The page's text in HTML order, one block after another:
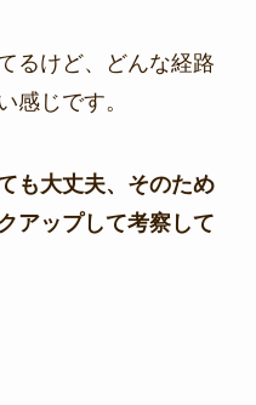
るけど、どんな経路
感じです。
も大丈夫、そのため
アップして考察して